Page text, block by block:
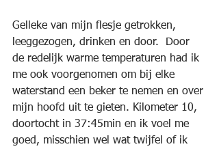
Gelleke van mijn flesje getrokken,
leeggezogen, drinken en door.  Door
de redelijk warme temperaturen had ik
me ook voorgenomen om bij elke
waterstand een beker te nemen en over
mijn hoofd uit te gieten. Kilometer 10,
doortocht in 37:45min en ik voel me
goed, misschien wel wat twijfel of ik